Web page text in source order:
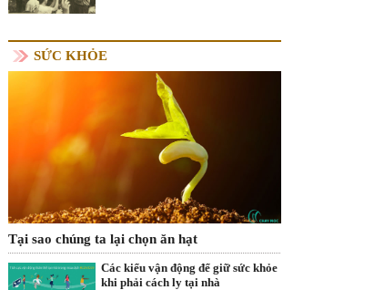
SỨC KHỎE
Tại sao chúng ta lại chọn ăn hạt
Các kiểu vận động để giữ sức khỏe
khi phải cách ly tại nhà